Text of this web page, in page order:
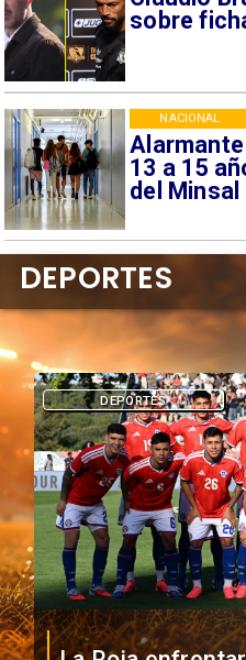
sobre
13 a 15
del Minsal
NACIONAL
DEPORTES
DEPORTES